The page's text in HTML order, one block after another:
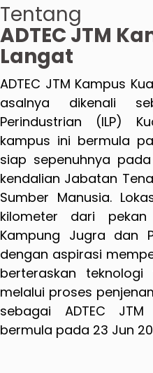
Tentang
ADTEC JTM
Langat
ADTEC JTM Kampus
asalnya dikenali
Perindustrian (ILP)
kampus ini bermula
siap sepenuhnya
kendalian Jabatan
Sumber Manusia.
kilometer dari
Kampung Jugra dan
dengan aspirasi
berteraskan
melalui proses
sebagai ADTEC
bermula pada 23 Jun